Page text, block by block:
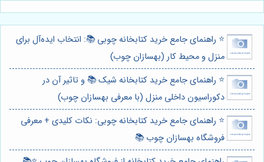
⭐️ راهنمای جامع خرید کتابخانه چوبی 📚: انتخاب ایده‌آل برای
منزل و محیط کار (بهسازان چوب)
⭐️ راهنمای جامع خرید کتابخانه شیک 📚 و تاثیر آن در
دکوراسیون داخلی منزل (با معرفی بهسازان چوب)
⭐️ راهنمای جامع خرید کتابخانه چوبی: نکات کلیدی + معرفی
فروشگاه بهسازان چوب 📚